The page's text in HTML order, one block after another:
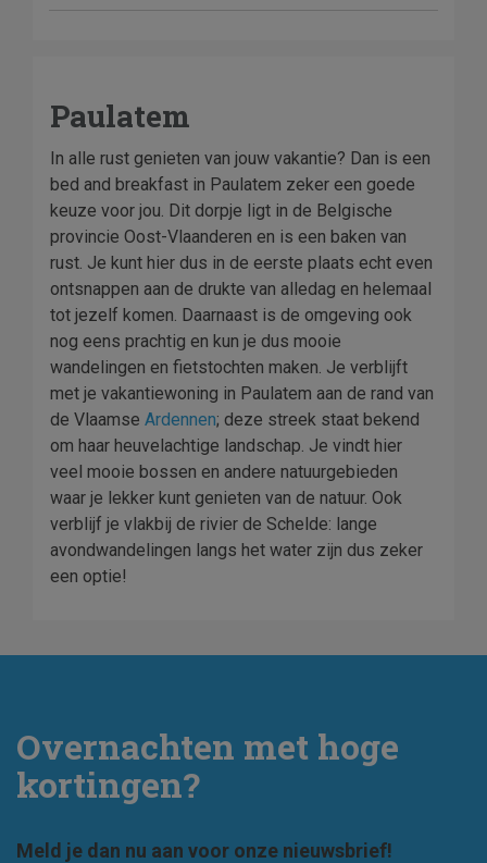
Paulatem
In alle rust genieten van jouw vakantie? Dan is een
bed and breakfast in Paulatem zeker een goede
keuze voor jou. Dit dorpje ligt in de Belgische
provincie Oost-Vlaanderen en is een baken van
rust. Je kunt hier dus in de eerste plaats echt even
ontsnappen aan de drukte van alledag en helemaal
tot jezelf komen. Daarnaast is de omgeving ook
nog eens prachtig en kun je dus mooie
wandelingen en fietstochten maken. Je verblijft
met je vakantiewoning in Paulatem aan de rand van
de Vlaamse Ardennen; deze streek staat bekend
om haar heuvelachtige landschap. Je vindt hier
veel mooie bossen en andere natuurgebieden
waar je lekker kunt genieten van de natuur. Ook
verblijf je vlakbij de rivier de Schelde: lange
avondwandelingen langs het water zijn dus zeker
een optie!
Overnachten met hoge
kortingen?
Meld je dan nu aan voor onze nieuwsbrief!